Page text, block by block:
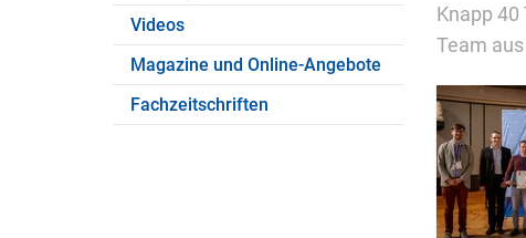
Videos
Magazine und Online-Angebote
Fachzeitschriften
Knapp
Team